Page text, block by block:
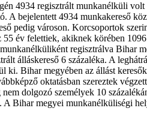
4934 regisztrált munkanélküli
A bejelentett 4934 munkakereső
pedig városon. Korcsoportok
év felettiek, akiknek körében
regisztrálva Bihar
álláskereső 6 százaléka. A
Bihar megyében az állást
oktatásban szereztek
dolgozó személyek 10
Bihar megyei munkanélküliségi